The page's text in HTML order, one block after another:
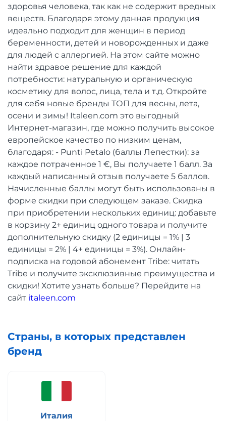
здоровья человека, так как не содержит вредных
веществ. Благодаря этому данная продукция
идеально подходит для женщин в период
беременности, детей и новорожденных и даже
для людей с аллергией. На этом сайте можно
найти здравое решение для каждой
потребности: натуральную и органическую
косметику для волос, лица, тела и т.д. Откройте
для себя новые бренды ТОП для весны, лета,
осени и зимы! Italeen.com это выгодный
Интернет-магазин, где можно получить высокое
европейское качество по низким ценам,
благодаря: - Punti Petalo (баллы Лепестки): за
каждое потраченное 1 €, Вы получаете 1 балл. За
каждый написанный отзыв получаете 5 баллов.
Начисленные баллы могут быть использованы в
форме скидки при следующем заказе. Скидка
при приобретении нескольких единиц: добавьте
в корзину 2+ единиц одного товара и получите
дополнительную скидку (2 единицы = 1% | 3
единицы = 2% | 4+ единицы = 3%). Онлайн-
подписка на годовой абонемент Tribe: читать
Tribe и получите эксклюзивные преимущества и
скидки! Хотите узнать больше? Перейдите на
сайт italeen.com
Страны, в которых представлен
бренд
Италия